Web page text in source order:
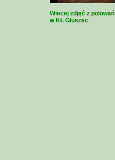
Wiecej zdjęć z polowań
w KŁ Głuszec